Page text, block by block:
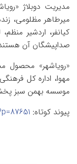
مدیریت دوبلاژ
میرطاهر مظلومی،
کیانفر، اردشیر
صداپیشگان آن
«رویاشهر» محصول
مهوا، اداره کل
موسسه بهمن سبز
پیوند کوتاه: